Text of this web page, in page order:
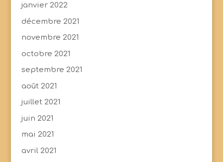
janvier 2022
décembre 2021
novembre 2021
octobre 2021
septembre 2021
août 2021
juillet 2021
juin 2021
mai 2021
avril 2021